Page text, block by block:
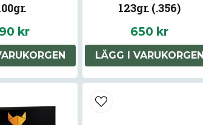
kr
123gr. (.356)
650 kr
LÄGG I VARUKORGEN